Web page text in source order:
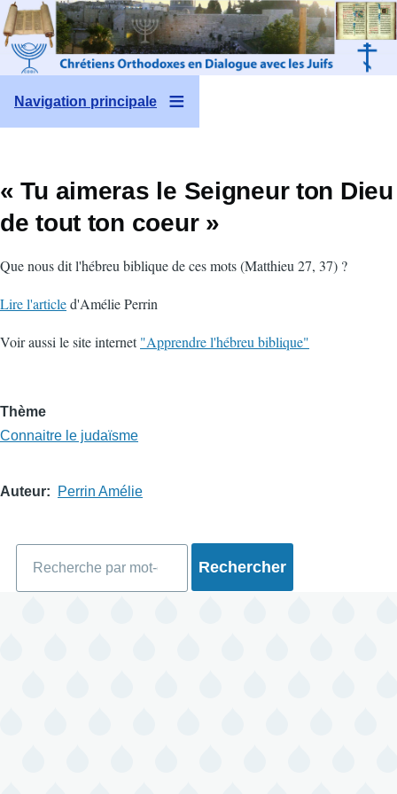
Aller au contenu principal
Navigation principale
« Tu aimeras le Seigneur ton Dieu
de tout ton coeur »
Que nous dit l'hébreu biblique de ces mots (Matthieu 27, 37) ?
Lire l'articled'Amélie Perrin
Voir aussi le site internet"Apprendre l'hébreu biblique"
Thème
Connaitre le judaïsme
Auteur Perrin Amélie